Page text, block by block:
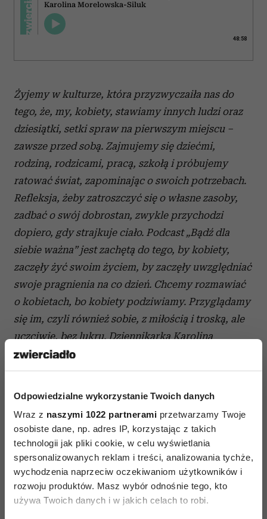
Odpowiedzialne wykorzystanie Twoich danych
Wraz z naszymi 1022 partnerami przetwarzamy Twoje
osobiste dane, np. adres IP, korzystając z takich
technologii jak pliki cookie, w celu wyświetlania
spersonalizowanych reklam i treści, analizowania tychże,
wychodzenia naprzeciw oczekiwaniom użytkowników i
rozwoju produktów. Masz wybór odnośnie tego, kto
używa Twoich danych i w jakich celach to robi.
Karolina Morelowska-Siluk
48:58
Żyjemy w kulturze, która przyzwyczaiła nas do
tego, że, my, kobiety, stawiamy innych ludzi oraz
dziesiątki, setki spraw na pierwszym miejscu –
zawsze przed sobą. Zajmujemy się dziećmi,
rodziną, rodzicami, pracą, szkołą i próbujemy
ratować świat, zapominając o swoich potrzebach.
Refleksja, żeby zatroszczyć się o własne zasoby,
zadbać o swój dobrostan, zwykle przychodzi
dopiero, gdy strajkuje ciało. Podcast „Bądź dla
siebie ważna” jest zachętą do tego, by kobiety,
zaczęły żyć swoim życiem, by zaczęły uwzględniać
swoje pragnienia na co dzień. Chcemy rozmawiać
o kobietach, bo kobiety podziwiamy. Przyglądamy
się im, czyli również sobie, z miłością i troską, ale
uczciwie, bez lukru. Dziennikarka Karolina
Morelowska-
psychoterapeutką i socjolożką dr Joanną